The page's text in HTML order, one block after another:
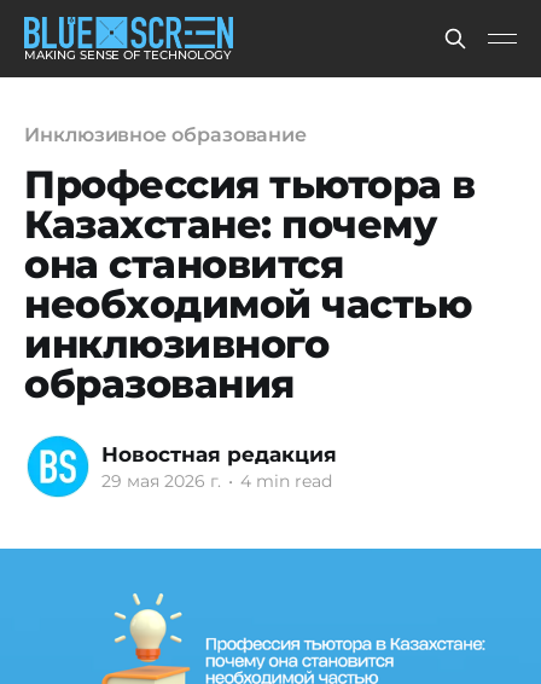
MAKING SENSE OF TECHNOLOGY
Инклюзивное образование
Профессия тьютора в
Казахстане: почему
она становится
необходимой частью
инклюзивного
образования
Новостная редакция
29 мая 2026 г. • 4 min read